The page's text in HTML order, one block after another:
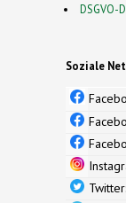
DSGVO-
Soziale
Twitter: